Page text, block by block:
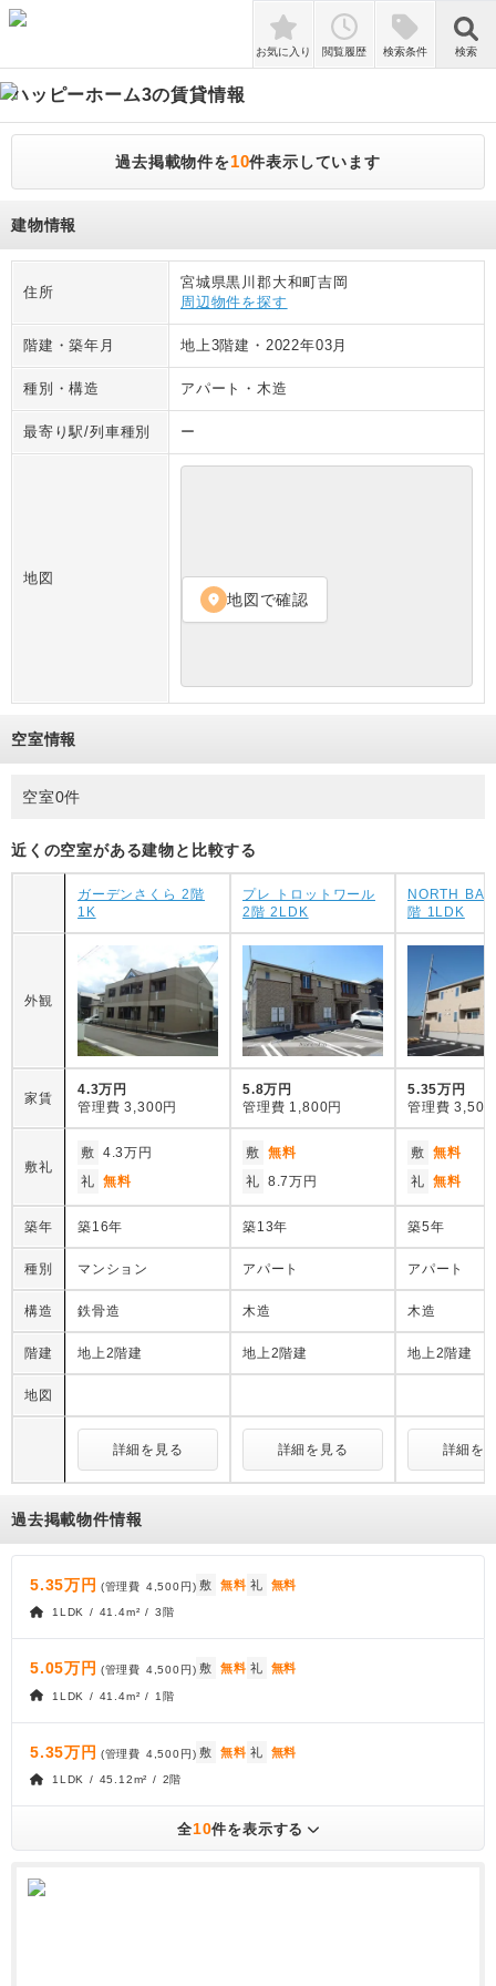
検索
お気に入り 閲覧履歴 検索条件 検索
ハッピーホーム3の賃貸情報
過去掲載物件を10件表示しています
建物情報
住所
宮城県黒川郡大和町吉岡
周辺物件を探す
階建・築年月 地上3階建 ・ 2022年03月
種別・構造 アパート ・木造
最寄り駅/列車種別 ー
地図
location_on 地図で確認
空室情報
空室0件
近くの空室がある建物と比較する
ガーデンさくら 2階
1K
プレ トロットワール
2階 2LDK
NORTH
階 1LDK
外観
家賃
4.3万円
管理費 3,300円
5.8万円
管理費 1,800円
5.35万円
管理費 3,500
敷礼
敷 4.3万円
礼 無料
敷 無料
礼 8.7万円
敷 無料
礼 無料
築年 築16年 築13年 築5年
種別 マンション アパート アパート
構造 鉄骨造 木造 木造
階建 地上2階建 地上2階建 地上2階建
地図
詳細を見る 詳細を見る 詳細を
過去掲載物件情報
5.35万円 (管理費 4,500円) 敷 無料 礼 無料
1LDK / 41.4m² / 3階
5.05万円 (管理費 4,500円 ) 敷 無料 礼 無料
1LDK / 41.4m² / 1階
5.35万円 (管理費 4,500円) 敷 無料 礼 無料
1LDK / 45.12m² / 2階
全10件を表示する